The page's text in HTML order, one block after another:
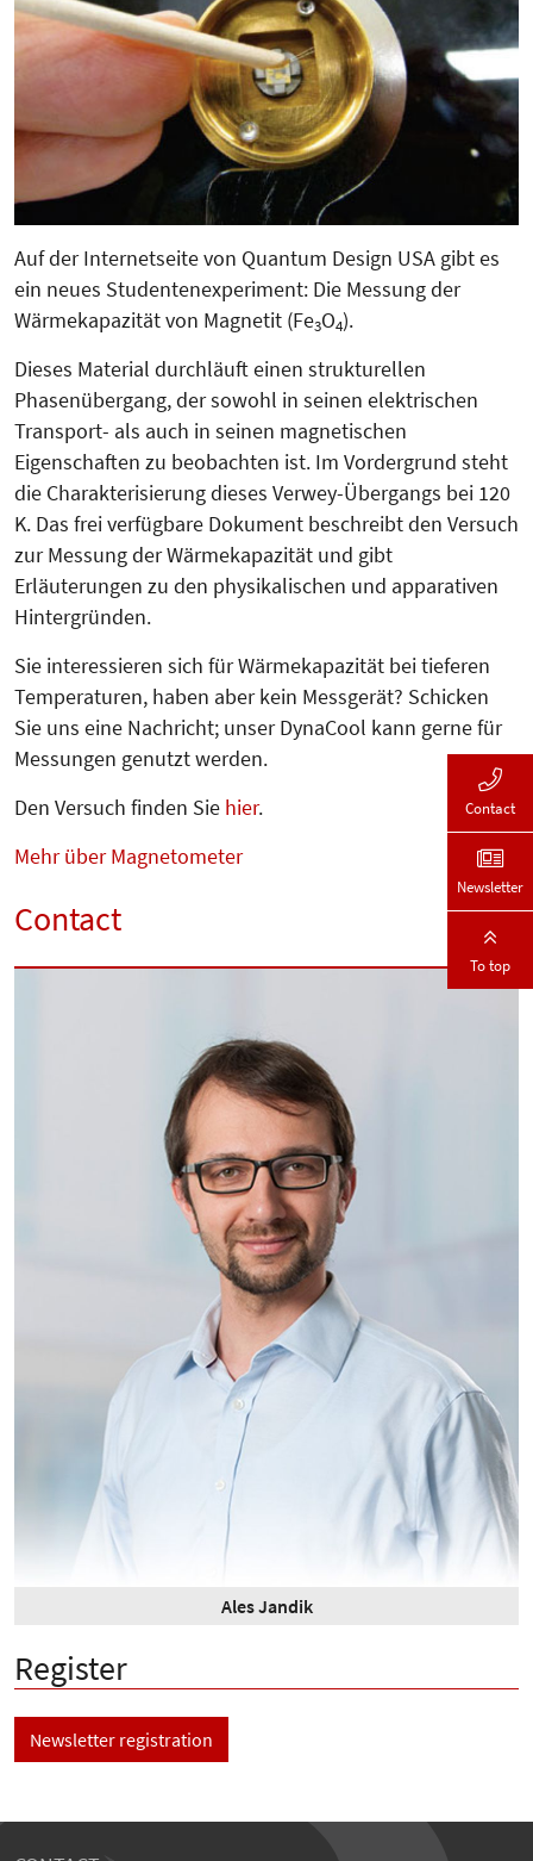
Auf der Internetseite von Quantum Design USA gibt es
ein neues Studentenexperiment: Die Messung der
Wärmekapazität von Magnetit (Fe3O4).
Dieses Material durchläuft einen strukturellen
Phasenübergang, der sowohl in seinen elektrischen
Transport- als auch in seinen magnetischen
Eigenschaften zu beobachten ist. Im Vordergrund steht
die Charakterisierung dieses Verwey-Übergangs bei 120
K. Das frei verfügbare Dokument beschreibt den Versuch
zur Messung der Wärmekapazität und gibt
Erläuterungen zu den physikalischen und apparativen
Hintergründen.
Sie interessieren sich für Wärmekapazität bei tieferen
Temperaturen, haben aber kein Messgerät? Schicken
Sie uns eine Nachricht; unser DynaCool kann gerne für
Messungen genutzt werden.
Den Versuch finden Sie hier.
Mehr über Magnetometer
Contact
Ales Jandik
Register
Newsletter registration
Contact
Newsletter
To top